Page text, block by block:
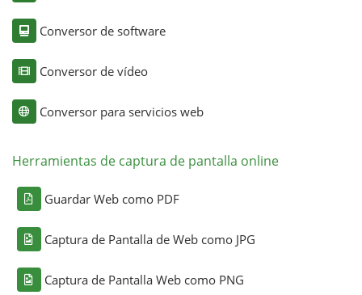
Conversor de software
Conversor de vídeo
Conversor para servicios web
Herramientas de captura de pantalla online
Guardar Web como PDF
Captura de Pantalla de Web como JPG
Captura de Pantalla Web como PNG